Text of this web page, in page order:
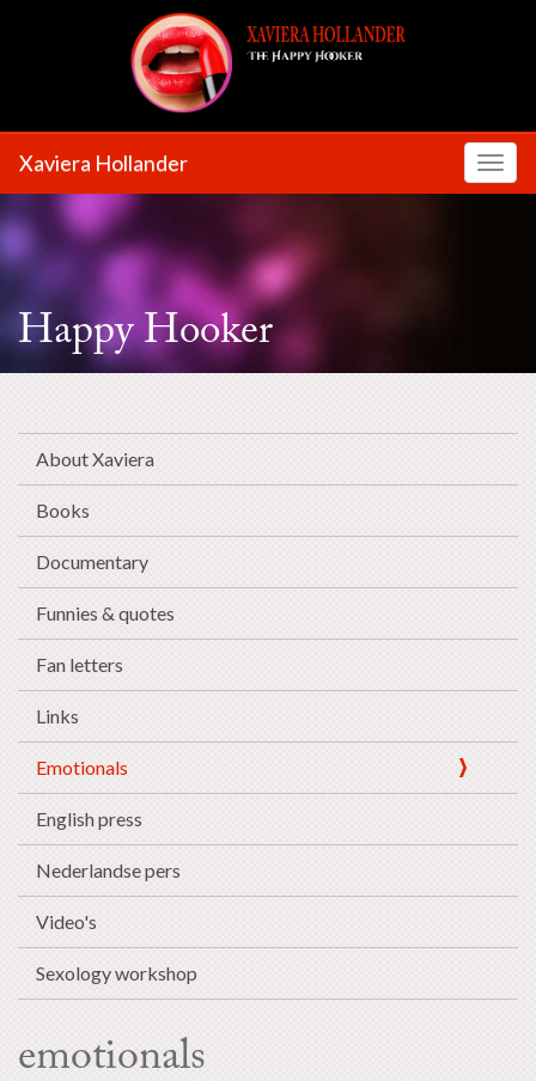
Xaviera Hollander
Happy Hooker
About Xaviera
Books
Documentary
Funnies & quotes
Fan letters
Links
Emotionals
English press
Nederlandse pers
Video's
Sexology workshop
emotionals